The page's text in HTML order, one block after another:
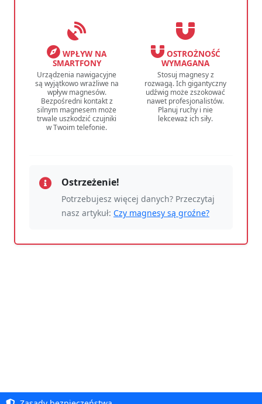
WPŁYW NA
SMARTFONY
Urządzenia nawigacyjne
są wyjątkowo wrażliwe na
wpływ magnesów.
Bezpośredni kontakt z
silnym magnesem może
trwale uszkodzić czujniki
w Twoim telefonie.
OSTROŻNOŚĆ
WYMAGANA
Stosuj magnesy z
rozwagą. Ich gigantyczny
udźwig może zszokować
nawet profesjonalistów.
Planuj ruchy i nie
lekceważ ich siły.
Ostrzeżenie!
Potrzebujesz więcej danych? Przeczytaj
nasz artykuł: Czy magnesy są groźne?